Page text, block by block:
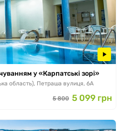
у «Карпатські зорі»
область), Петраша вулиця, 6А
5 800 5 099 грн